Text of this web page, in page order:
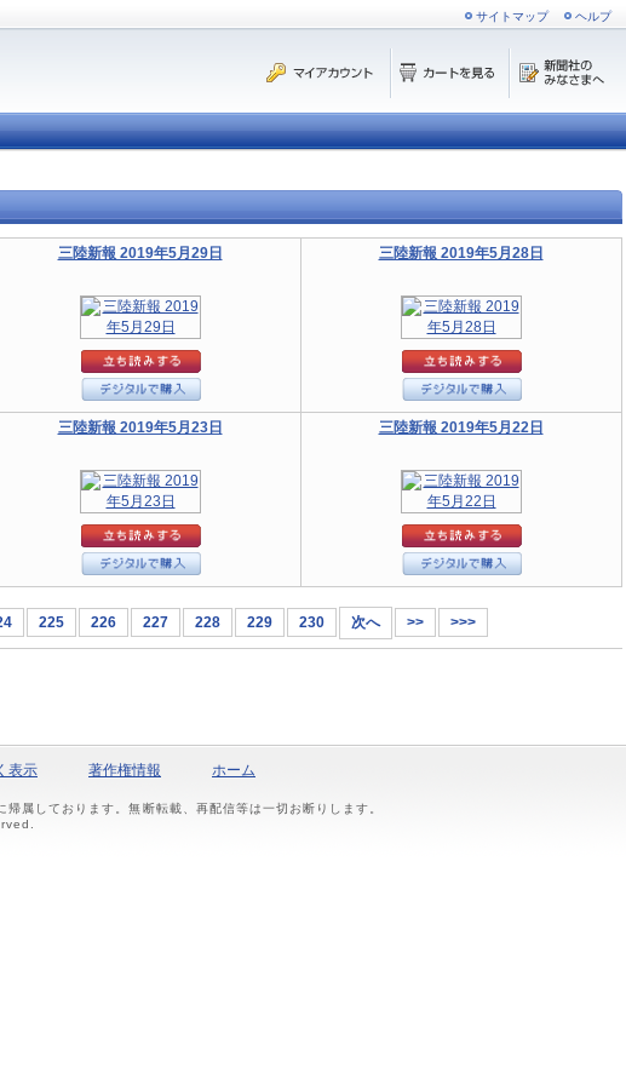
サイトマップ ヘルプ
三陸新報 2019年5月29日 三陸新報 2019年5月28日
三陸新報 2019年5月23日 三陸新報 2019年5月22日
225 226 227 228 229 230 次へ >> >>>
表示 著作権情報 ホーム
属しております。無断転載、再配信等は一切お断りします。